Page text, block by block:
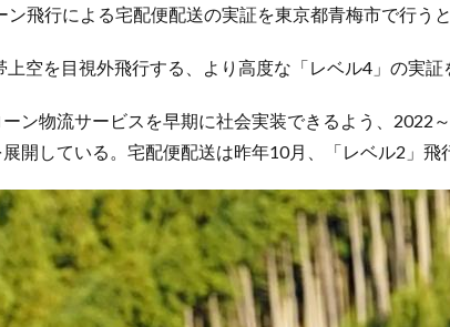
ン飛行による宅配便配送の実証を東京都青梅市で行うと
空を目視外飛行する、より高度な「レベル4」の実証
ン物流サービスを早期に社会実装できるよう、2022
開している。宅配便配送は昨年10月、「レベル2」飛